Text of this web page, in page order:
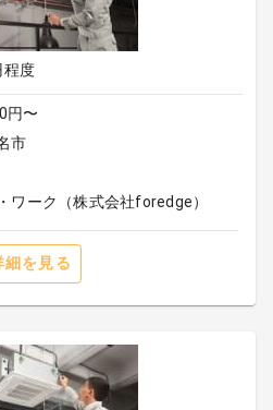
程度
円〜
市
ワーク（株式会社foredge）
細を見る